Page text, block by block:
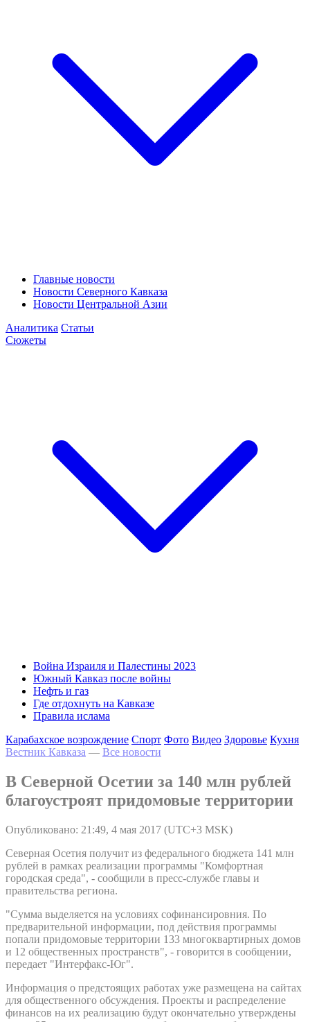
Главные новости
Новости Северного Кавказа
Новости Центральной Азии
Аналитика Статьи
Сюжеты
Война Израиля и Палестины 2023
Южный Кавказ после войны
Нефть и газ
Где отдохнуть на Кавказе
Правила ислама
Карабахское возрождение Спорт Фото Видео Здоровье Кухня
Вестник Кавказа — Все новости
В Северной Осетии за 140 млн рублей
благоустроят придомовые территории
Опубликовано: 21:49, 4 мая 2017 (UTC+3 MSK)
Северная Осетия получит из федерального бюджета 141 млн
рублей в рамках реализации программы "Комфортная
городская среда", - сообщили в пресс-службе главы и
правительства региона.
"Сумма выделяется на условиях софинансировния. По
предварительной информации, под действия программы
попали придомовые территории 133 многоквартирных домов
и 12 общественных пространств", - говорится в сообщении,
передает "Интерфакс-Юг".
Информация о предстоящих работах уже размещена на сайтах
для общественного обсуждения. Проекты и распределение
финансов на их реализацию будут окончательно утверждены